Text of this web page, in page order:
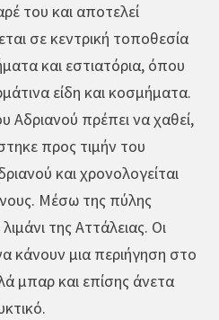
του και αποτελεί
σε κεντρική τοποθεσία
και εστιατόρια, όπου
είδη και κοσμήματα.
Αδριανού πρέπει να χαθεί,
προς τιμήν του
και χρονολογείται
Μέσω της πύλης
της Αττάλειας. Οι
κάνουν μια περιήγηση στο
μπαρ και επίσης άνετα